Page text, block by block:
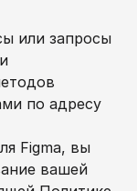
или запросы
Figma, вы
вашей